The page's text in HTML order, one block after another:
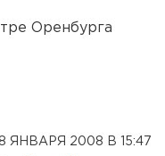
Оренбурга
ЯНВАРЯ 2008 В 15:47